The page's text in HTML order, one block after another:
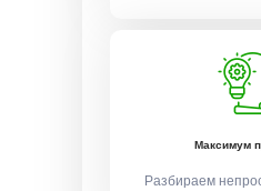
Максимум
Разбираем